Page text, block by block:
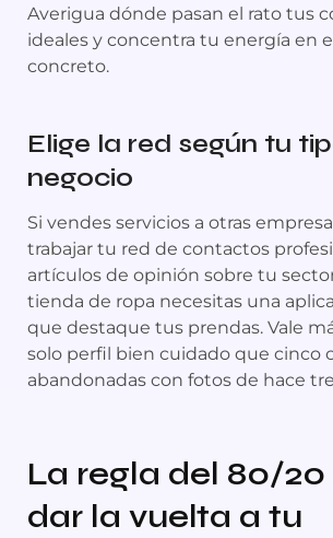
Averigua dónde pasan el rato tus
ideales y concentra tu energía en
concreto.
Elige la red según tu
negocio
Si vendes servicios a otras
trabajar tu red de contactos
artículos de opinión sobre tu
tienda de ropa necesitas una
que destaque tus prendas. Vale
solo perfil bien cuidado que cinco
abandonadas con fotos de hace
La regla del 80/
dar la vuelta a tu